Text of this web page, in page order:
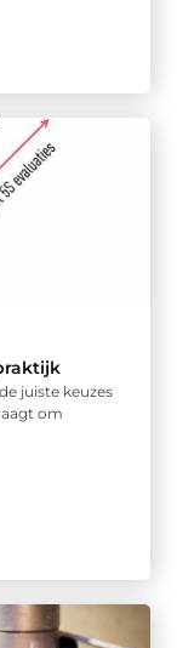
juiste keuzes
om